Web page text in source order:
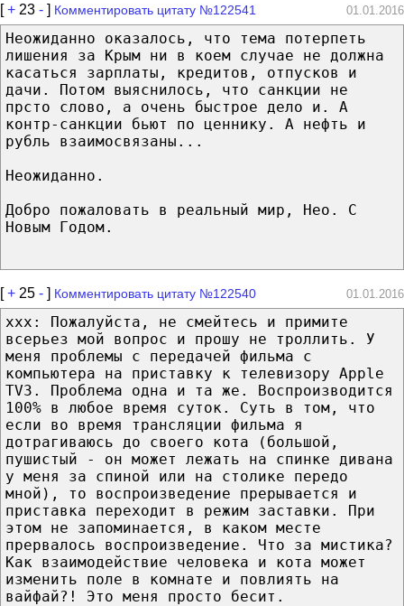
[+ 23 - ] Комментировать цитату №122541 01.01.2016
Неожиданно оказалось, что тема потерпеть
лишения за Крым ни в коем случае не должна
касаться зарплаты, кредитов, отпусков и
дачи. Потом выяснилось, что санкции не
прсто слово, а очень быстрое дело и. А
контр-санкции бьют по ценнику. А нефть и
рубль взаимосвязаны...
Неожиданно.
Добро пожаловать в реальный мир, Нео. С
Новым Годом.
[+ 25 - ] Комментировать цитату №122540 01.01.2016
xxx: Пожалуйста, не смейтесь и примите
всерьез мой вопрос и прошу не троллить. У
меня проблемы с передачей фильма с
компьютера на приставку к телевизору Apple
TV3. Проблема одна и та же. Воспроизводится
100% в любое время суток. Суть в том, что
если во время трансляции фильма я
дотрагиваюсь до своего кота (большой,
пушистый - он может лежать на спинке дивана
у меня за спиной или на столике передо
мной), то воспроизведение прерывается и
приставка переходит в режим заставки. При
этом не запоминается, в каком месте
прервалось воспроизведение. Что за мистика?
Как взаимодействие человека и кота может
изменить поле в комнате и повлиять на
вайфай?! Это меня просто бесит.